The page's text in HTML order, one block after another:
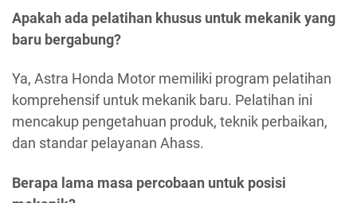
Apakah ada pelatihan khusus untuk mekanik yang
baru bergabung?
Ya, Astra Honda Motor memiliki program pelatihan
komprehensif untuk mekanik baru. Pelatihan ini
mencakup pengetahuan produk, teknik perbaikan,
dan standar pelayanan Ahass.
Berapa lama masa percobaan untuk posisi